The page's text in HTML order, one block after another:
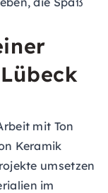
mit Ton
Keramik
umsetzen
im